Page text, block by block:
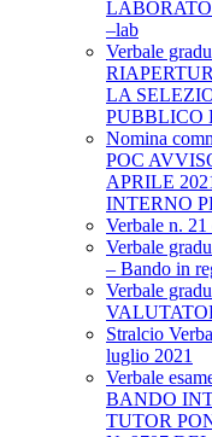
–lab
Verbale
LA
PUBBLICO
Nomina
POC
APRILE
INTERNO
Verbale n.
Verbale
– Bando in
Verbale
Stralcio
luglio 2021
Verbale
BANDO
TUTOR